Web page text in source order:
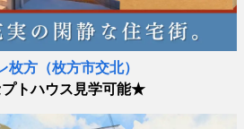
枚方（枚方市交北）
トハウス見学可能★